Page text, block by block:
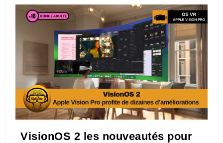
VisionOS 2 les nouveautés pour